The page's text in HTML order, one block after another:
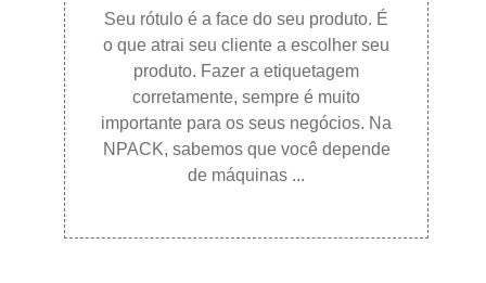
Seu rótulo é a face do seu produto. É
o que atrai seu cliente a escolher seu
produto. Fazer a etiquetagem
corretamente, sempre é muito
importante para os seus negócios. Na
NPACK, sabemos que você depende
de máquinas ...